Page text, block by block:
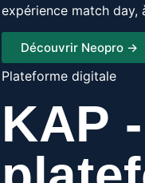
expérience match
Découvrir Neopro →
Plateforme digitale
KAP